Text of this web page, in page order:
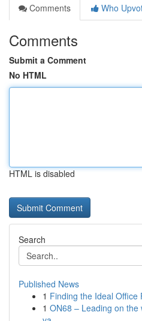
Comments
Who
Comments
Submit a Comment
No HTML
HTML is disabled
Search
Published News
1 Finding the Ideal Office
1 ON68 – Leading on the